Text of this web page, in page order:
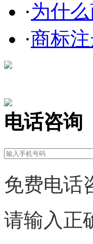
·为什
·商标
电话咨询
免费电话
请输入正